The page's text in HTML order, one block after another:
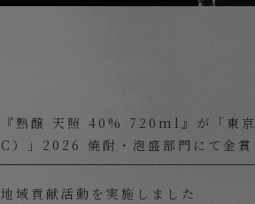
『熟醸 天照 40% 720ml』が「東
C）」2026 焼酎・泡盛部門にて金賞
地域貢献活動を実施しました